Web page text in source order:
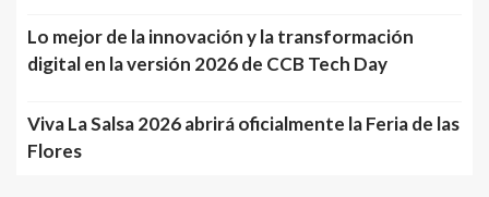
Lo mejor de la innovación y la transformación
digital en la versión 2026 de CCB Tech Day
Viva La Salsa 2026 abrirá oficialmente la Feria de las
Flores